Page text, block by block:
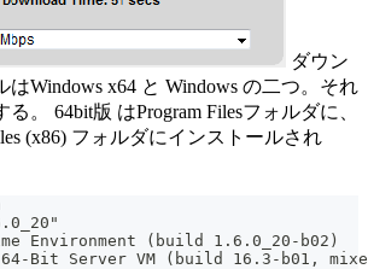
ダウン
はWindows x64 と Windows の二つ。それ
。 64bit版 はProgram Filesフォルダに、
(x86) フォルダにインストールされ
Environment (build 1.6.0_20-b02)
64-Bit Server VM (build 16.3-b01,